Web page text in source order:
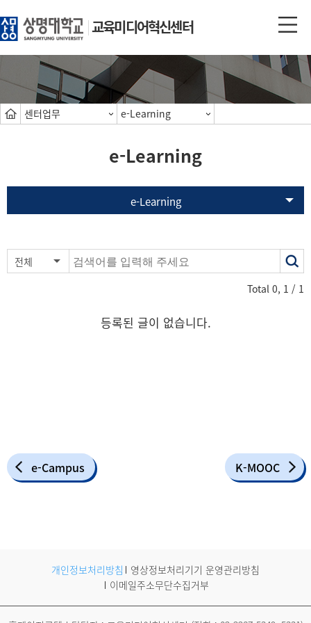
교육미디어혁신센터
센터업무 e-Learning
e-Learning
e-Learning
전체
Total 0, 1 / 1
등록된 글이 없습니다.
e-Campus K-MOOC
개인정보처리방침
영상정보처리기기 운영관리방침
이메일주소무단수집거부